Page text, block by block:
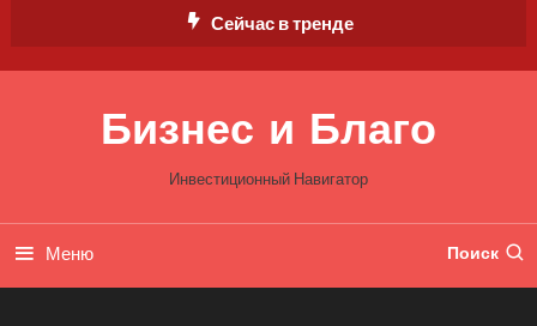
Сейчас в тренде
Бизнес и Благо
Инвестиционный Навигатор
Меню Поиск